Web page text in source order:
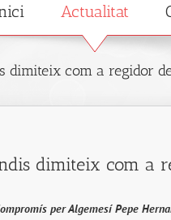
Actualitat
dimiteix com a regidor
dimiteix com a
per Algemesí Pepe